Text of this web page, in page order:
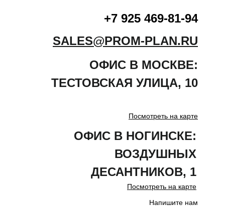
+7 925 469-81-94
SALES@PROM-PLAN.RU
ОФИС В МОСКВЕ:
ТЕСТОВСКАЯ УЛИЦА, 10
Напишите нам
ОФИС В НОГИНСКЕ:
ВОЗДУШНЫХ
ДЕСАНТНИКОВ, 1
Посмотреть на карте
Посмотреть на карте